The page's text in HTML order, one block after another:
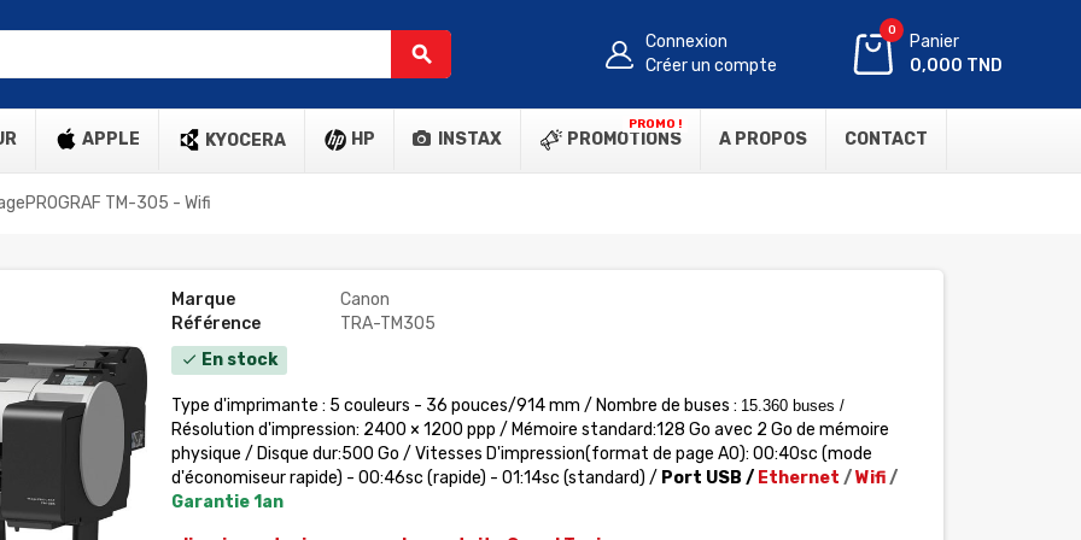
search
Connexion
Créer un compte
0
Panier
0,000 TND
APPLE KYOCERA HP INSTAX PROMOTIONS
PROMO !
A PROPOS CONTACT
TM-305 - Wifi
Marque
Canon
Référence
TRA-TM305
check En stock
Type d'imprimante : 5 couleurs - 36 pouces/914 mm / Nombre de buses : 15.360 buses /
Résolution d'impression: 2400 × 1200 ppp / Mémoire standard:128 Go avec 2 Go de mémoire
physique / Disque dur:500 Go / Vitesses D'impression(format de page A0): 00:40sc (mode
d'économiseur rapide) - 00:46sc (rapide) - 01:14sc (standard) / Port USB / Ethernet /Wifi/
Garantie 1an